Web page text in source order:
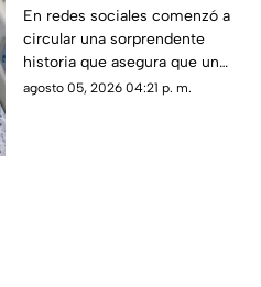
de pesos? Esta es la
verdad detrás de la
historia que se hizo
viral
En redes sociales comenzó a
circular una sorprendente
historia que asegura que un
joven vendió uno de sus
agosto 05, 2026 04:21 p. m.